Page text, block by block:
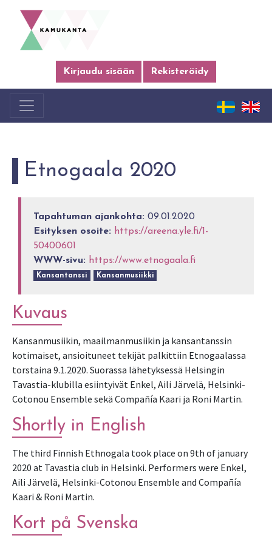
Kirjaudu sisään Rekisteröidy
Etnogaala 2020
Tapahtuman ajankohta: 09.01.2020
Esityksen osoite: https://areena.yle.fi/1-
50400601
WWW-sivu: https://www.etnogaala.fi
Kansantanssi Kansanmusiikki
Kuvaus
Kansanmusiikin, maailmanmusiikin ja kansantanssin
kotimaiset, ansioituneet tekijät palkittiin Etnogaalassa
torstaina 9.1.2020. Suorassa lähetyksessä Helsingin
Tavastia-klubilla esiintyivät Enkel, Aili Järvelä, Helsinki-
Cotonou Ensemble sekä Compañía Kaari ja Roni Martin.
Shortly in English
The third Finnish Ethnogala took place on 9th of january
2020 at Tavastia club in Helsinki. Performers were Enkel,
Aili Järvelä, Helsinki-Cotonou Ensemble and Compañía
Kaari & Roni Martin.
Kort på Svenska